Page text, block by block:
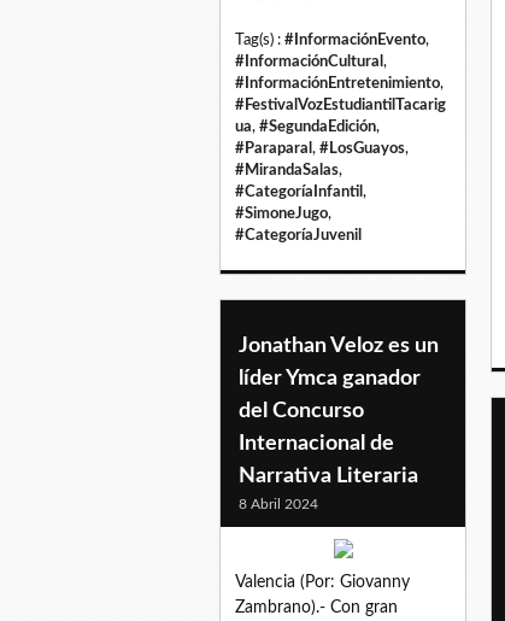
Tag(s) : #InformaciónEvento,
#InformaciónCultural ,
#InformaciónEntretenimiento,
#FestivalVozEstudiantilTacarig
ua, #SegundaEdición,
#Paraparal , #LosGuayos,
#MirandaSalas,
#CategoríaInfantil ,
#SimoneJugo,
#CategoríaJuvenil
Jonathan Veloz es un
líder Ymca ganador
del Concurso
Internacional de
Narrativa Literaria
8 Abril 2024
Valencia (Por: Giovanny
Zambrano).- Con gran